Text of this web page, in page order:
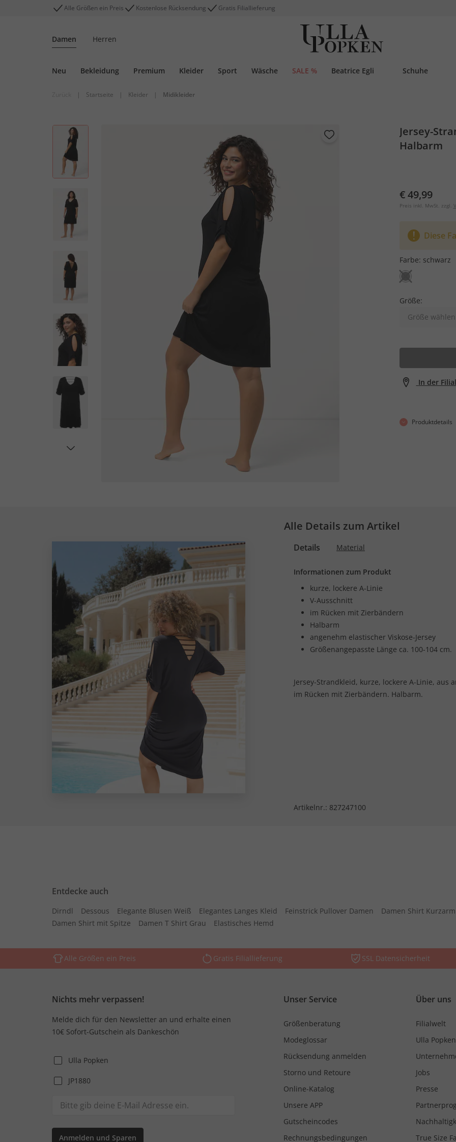
Alle Größen ein Preis Kostenlose Rücksendung Gratis Filiallieferung
Damen Herren
Neu Bekleidung Premium Kleider Sport Wäsche SALE % Beatrice Egli Schuhe
| Startseite | Kleider | Midikleider
Jersey-
Halbarm
€ 49,99
Preis inkl. MwSt. zzgl.
Diese
Farbe: schwarz
Größe:
Größe wählen
In der
Produktdetails
Alle Details zum Artikel
Details Material
Informationen zum Produkt
kurze, lockere A-Linie
V-Ausschnitt
im Rücken mit Zierbändern
Halbarm
angenehm elastischer Viskose-Jersey
Größenangepasste Länge ca. 100-104 cm.
Jersey-Strandkleid, kurze, lockere A-Linie, aus
im Rücken mit Zierbändern. Halbarm.
Artikelnr.: 827247100
Entdecke auch
Dirndl Dessous Elegante Blusen Weiß Elegantes Langes Kleid Feinstrick Pullover Damen Damen Shirt Kurzarm
Damen Shirt mit Spitze
Damen T Shirt Grau Elastisches Hemd
Alle Größen ein Preis Gratis Filiallieferung SSL Datensicherheit
Nichts mehr verpassen!
Melde dich für den Newsletter an und erhalte einen
10€ Sofort-Gutschein als Dankeschön
Ulla Popken
JP1880
Anmelden und Sparen
Unser Service
Größenberatung
Modeglossar
Rücksendung anmelden
Storno und Retoure
Online-Katalog
Unsere APP
Gutscheincodes
Rechnungsbedingungen
Über uns
Filialwelt
Ulla
Jobs
Presse
True Size